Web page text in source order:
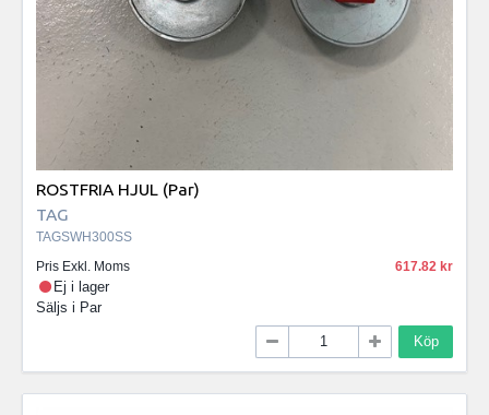
ROSTFRIA HJUL (Par)
TAG
TAGSWH300SS
Pris Exkl. Moms
617.82
Ej i lager
Säljs i Par
Köp